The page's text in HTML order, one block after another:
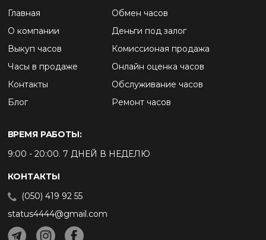
Главная
О компании
Выкуп часов
Часы в продаже
Контакты
Блог
Обмен часов
Деньги под залог
Комиссионая продажа
Онлайн оценка часов
Обслуживание часов
Ремонт часов
ВРЕМЯ РАБОТЫ:
9:00 - 20:00. 7 ДНЕЙ В НЕДЕЛЮ
КОНТАКТЫ
(050) 419 92 55
status4444@gmail.com